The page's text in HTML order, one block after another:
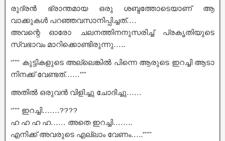
രുദ്രൻ ഭ്രാന്തമായ ഒരു ശബ്ദത്തോടെയാണ് ആ
വാക്കുകൾ പറഞ്ഞവസാനിപ്പിച്ചത്….
അവന്റെ ഓരോ ചലനത്തിനനുസരിച്ച് പ്രകൃതിയുടെ
സ്വഭാവം മാറിക്കൊണ്ടിരുന്നു…..
‘””” കുട്ടികളുടെ അല്ലെങ്കിൽ പിന്നെ ആരുടെ ഇറച്ചി ആടാ
നിനക്ക് വേണ്ടത്……'””
അതിൽ ഒരുവൻ വിളിച്ചു ചോദിച്ചു……
‘””” ഇറച്ചി…….????
ഹ ഹ ഹ ഹ…… അതെ ഇറച്ചി……..
എനിക്ക് അവരുടെ എല്ലാം വേണം…..'”””